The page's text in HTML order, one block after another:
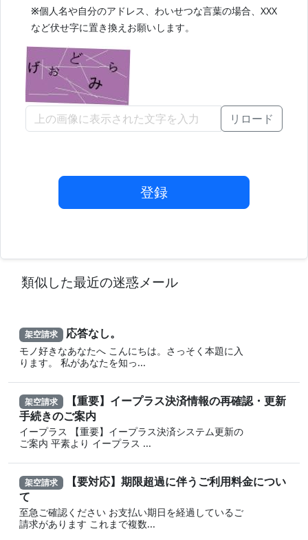
※個人名や自分のアドレス、わいせつな言葉の場合、XXX
など伏せ字に置き換えお願いします。
リロード
登録
類似した最近の迷惑メール
架空請求 応答なし。
モノ好きなあなたへ こんにちは。さっそく本題に入
ります。 私があなたを知っ...
架空請求 【重要】イープラス決済情報の再確認・更新
手続きのご案内
イープラス 【重要】イープラス決済システム更新の
ご案内 平素より イープラス ...
架空請求 【要対応】期限超過に伴うご利用料金につい
て
至急ご確認ください お支払い期日を経過しているご
請求があります これまで複数...